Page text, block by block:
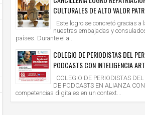
CULTURALES DE ALTO VALOR
Este logro se concretó gracias
nuestras embajadas y
países. Durante el a...
COLEGIO DE PERIODISTAS DEL
PODCASTS CON INTELIGENCIA
COLEGIO DE PERIODISTAS
DE PODCASTS EN ALIANZA
competencias digitales en un context...